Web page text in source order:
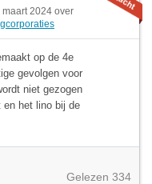
maart 2024 over
op de 4e
gevolgen voor
niet gezogen
het lino bij de
Gelezen 334